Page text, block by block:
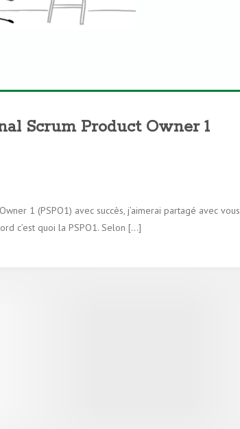
Scrum Product Owner 1
1 (PSPO1) avec succès, j’aimerai partagé avec vous
c’est quoi la PSPO1. Selon […]